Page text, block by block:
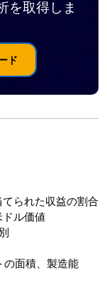
を取得しま
ド
られた収益の割合
ル価値
の面積、製造能